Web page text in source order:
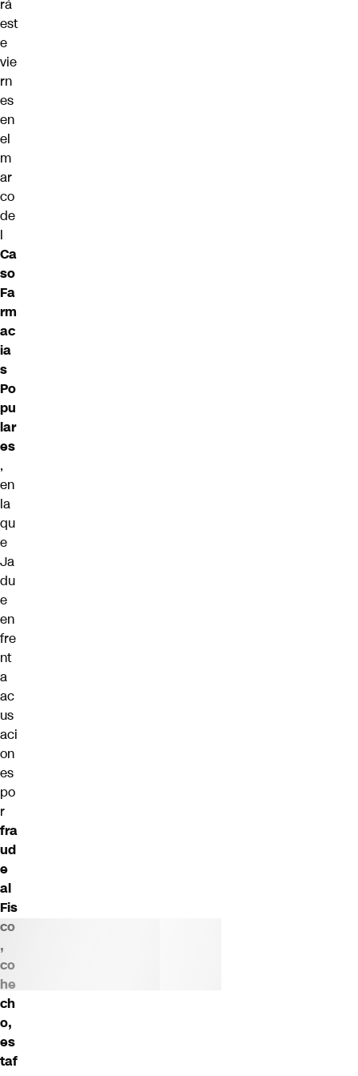
rá
est
e
vie
rn
es
en
el
m
ar
co
de
l
Ca
so
Fa
rm
ac
ia
s
Po
pu
lar
es
,
en
la
qu
e
Ja
du
e
en
fre
nt
a
ac
us
aci
on
es
po
r
fra
ud
e
al
Fis
co
,
co
he
ch
o,
es
taf